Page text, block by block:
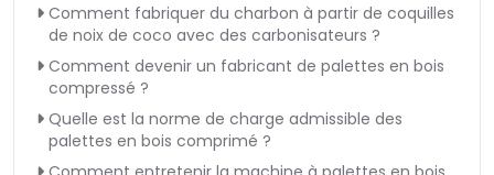
Comment fabriquer du charbon à partir de coquilles
de noix de coco avec des carbonisateurs ?
Comment devenir un fabricant de palettes en bois
compressé ?
Quelle est la norme de charge admissible des
palettes en bois comprimé ?